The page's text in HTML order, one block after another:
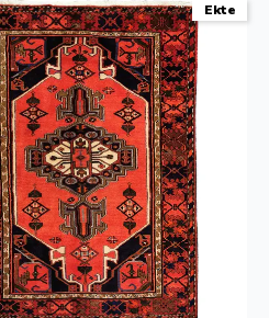
Ekte